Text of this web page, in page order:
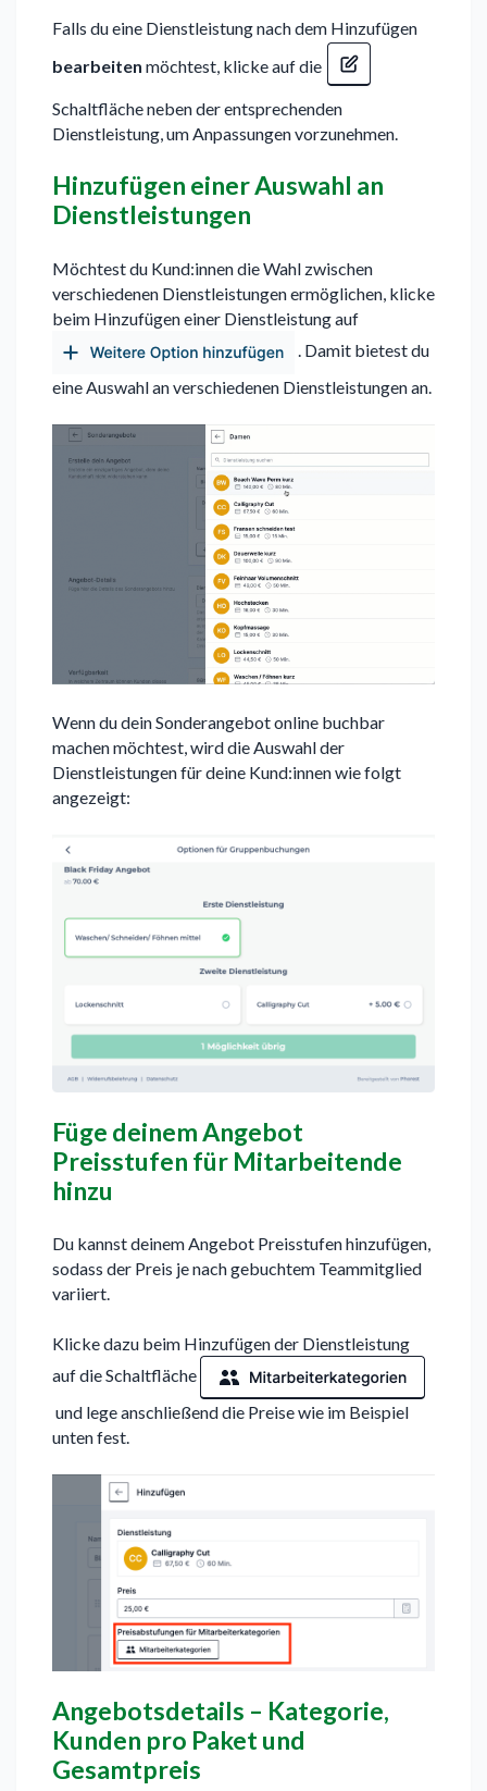
Falls du eine Dienstleistung nach dem Hinzufügen
bearbeiten möchtest, klicke auf die
Schaltfläche neben der entsprechenden
Dienstleistung, um Anpassungen vorzunehmen.
Hinzufügen einer Auswahl an
Dienstleistungen
Möchtest du Kund:innen die Wahl zwischen
verschiedenen Dienstleistungen ermöglichen, klicke
beim Hinzufügen einer Dienstleistung auf
. Damit bietest du
eine Auswahl an verschiedenen Dienstleistungen an.
Wenn du dein Sonderangebot online buchbar
machen möchtest, wird die Auswahl der
Dienstleistungen für deine Kund:innen wie folgt
angezeigt:
Füge deinem Angebot
Preisstufen für Mitarbeitende
hinzu
Du kannst deinem Angebot Preisstufen hinzufügen,
sodass der Preis je nach gebuchtem Teammitglied
variiert.
Klicke dazu beim Hinzufügen der Dienstleistung
auf die Schaltfläche
und lege anschließend die Preise wie im Beispiel
unten fest.
Angebotsdetails – Kategorie,
Kunden pro Paket und
Gesamtpreis